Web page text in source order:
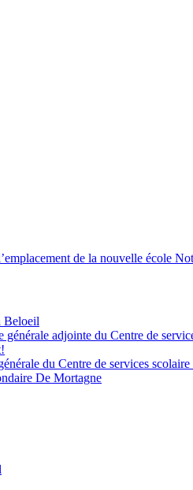
de la nouvelle école
Beloeil
adjointe du Centre de
du Centre de services scolaire
De Mortagne